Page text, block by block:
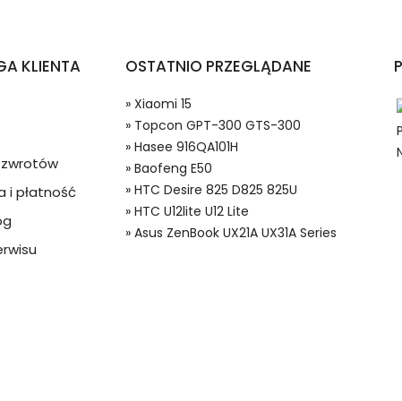
systemie PayPal możesz odzyskać całkowitą wartość
lub będzie się znacznie różnić od opisu.
do Smartfonów i Telefonów, Alternatywna bateria do Xiaomi
KLIENTA
i płatność
OSTATNIO PRZEGLĄDANE
» Xiaomi 15
» Topcon GPT-300 GTS-300
» Hasee 916QA101H
» Baofeng E50
» HTC Desire 825 D825 825U
» HTC U12lite U12 Lite
» Asus ZenBook UX21A UX31A Series